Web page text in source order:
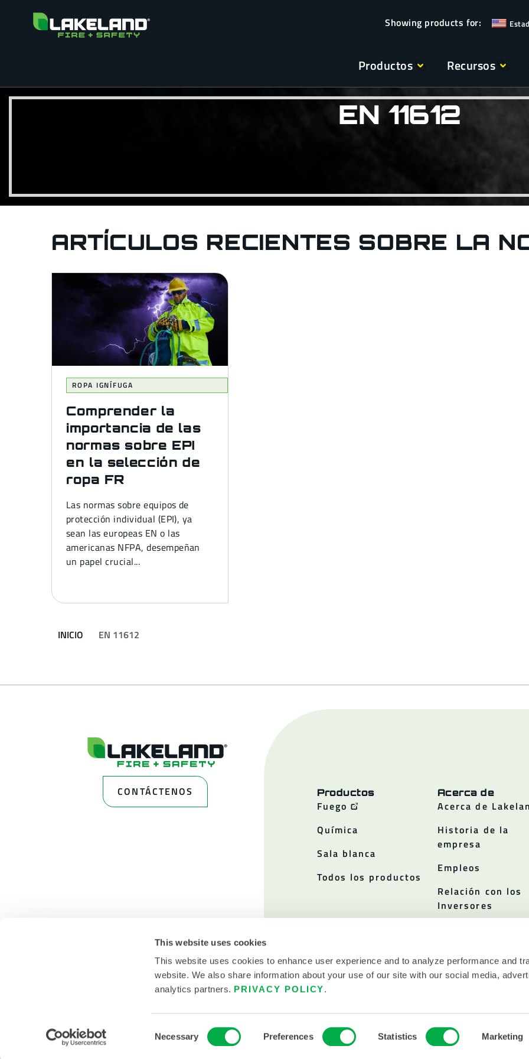
This website uses cookies
This website uses cookies to enhance user experience and to analyze performance and
website. We also share information about your use of our site with our social media,
analytics partners. PRIVACY POLICY.
Selection
Necessary Preferences Statistics Marketing
Productos Recursos
EN 11612
ARTÍCULOS RECIENTES SOBRE LA
ROPA IGNÍFUGA
Comprender la
importancia de las
normas sobre EPI
en la selección de
ropa FR
Las normas sobre equipos de
protección individual (EPI), ya
sean las europeas EN o las
americanas NFPA, desempeñan
un papel crucial...
INICIO EN 11612
CONTÁCTENOS Productos
Fuego
Química
Sala blanca
Todos los productos
Acerca de
Acerca de
Historia de la
empresa
Empleos
Relación con los
Inversores
© 2026 LAKELAND INC. TODOS LOS DERECHOS RESERVADOS.
POLÍTICAS CONDICIONES DE USO INDUSTRIAS